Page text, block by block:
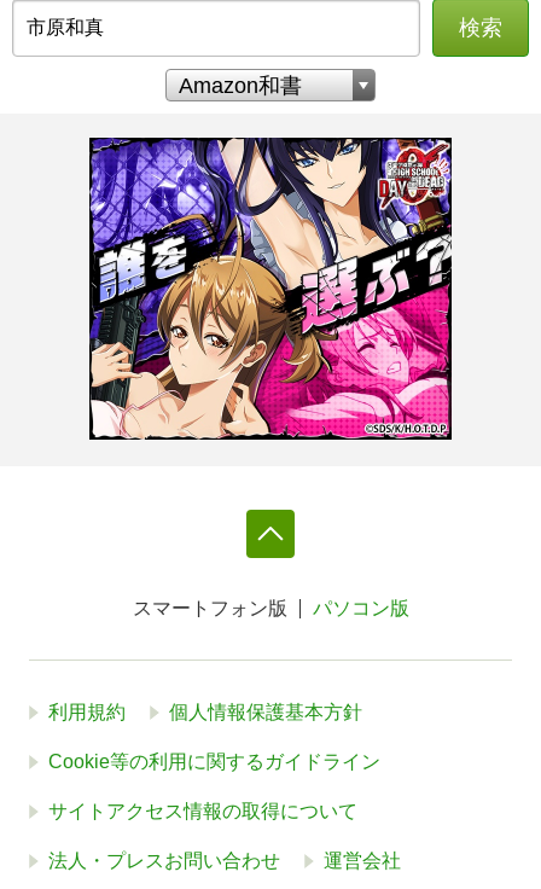
検索
スマートフォン版 パソコン版
利用規約 個人情報保護基本方針
Cookie等の利用に関するガイドライン
サイトアクセス情報の取得について
法人・プレスお問い合わせ 運営会社